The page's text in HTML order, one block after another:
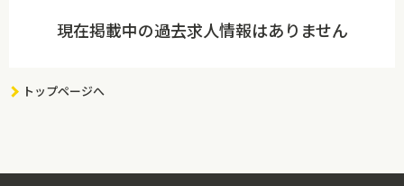
現在掲載中の過去求人情報はありません
トップページへ